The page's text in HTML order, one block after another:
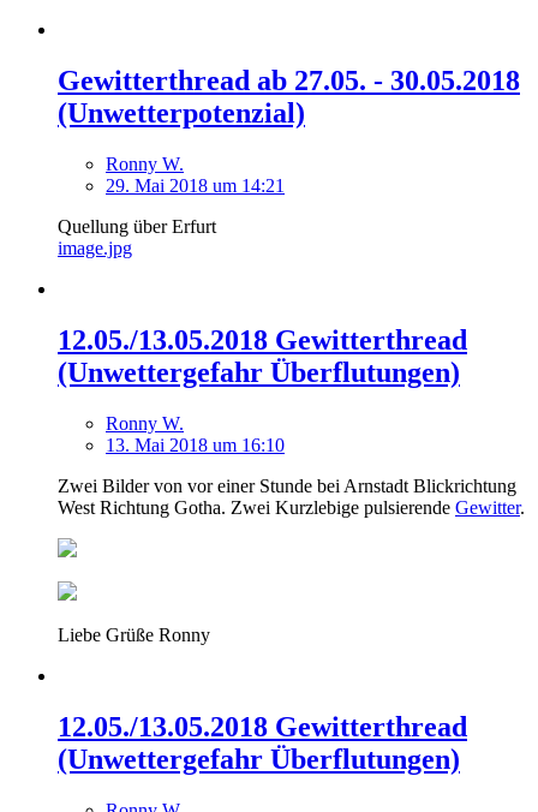
Gewitterthread ab 27.05. - 30.05.2018
(Unwetterpotenzial)
Ronny W.
29. Mai 2018 um 14:21
Quellung über Erfurt
image.jpg
12.05./13.05.2018 Gewitterthread
(Unwettergefahr Überflutungen)
Ronny W.
13. Mai 2018 um 16:10
Zwei Bilder von vor einer Stunde bei Arnstadt Blickrichtung
West Richtung Gotha. Zwei Kurzlebige pulsierende Gewitter.
Liebe Grüße Ronny
12.05./13.05.2018 Gewitterthread
(Unwettergefahr Überflutungen)